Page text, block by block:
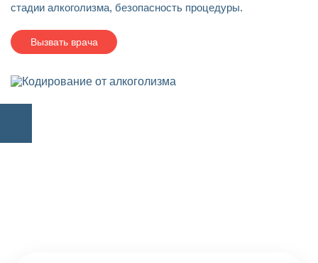
стадии алкоголизма, безопасность процедуры.
Вызвать врача